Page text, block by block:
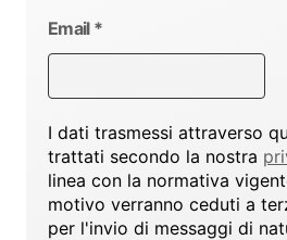
Email *
I dati trasmessi attraverso
trattati secondo la nostra
linea con la normativa
motivo verranno ceduti a
per l'invio di messaggi di